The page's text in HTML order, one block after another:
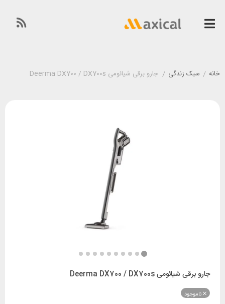
خانه / سبک زندگی / جارو برقی شیائومی Deerma DX700 / DX700s
جارو برقی شیائومی Deerma DX700 / DX700s
ناموجود